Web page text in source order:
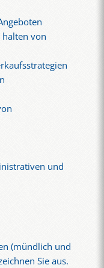
von
und
(mündlich und
Sie aus.